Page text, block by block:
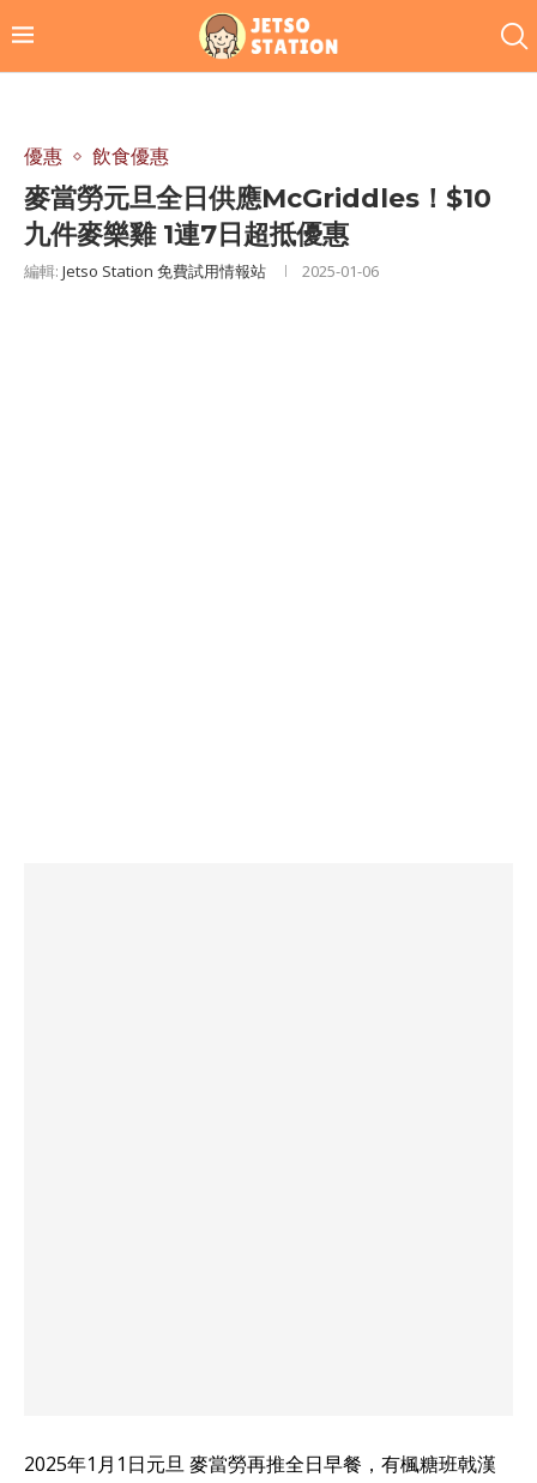
優惠 飲食優惠
麥當勞元旦全日供應McGriddles！$10
九件麥樂雞 1連7日超抵優惠
編輯: Jetso Station 免費試用情報站 2025-01-06
2025年1月1日元旦 麥當勞再推全日早餐，有楓糖班戟漢